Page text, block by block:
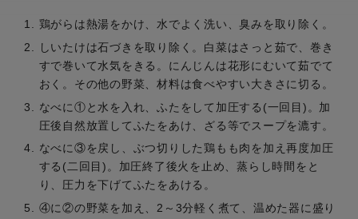
鶏がらは熱湯をかけ、水でよく洗い、臭みを取り除く。
しいたけは石づきを取り除く。白菜はさっと茹で、巻き
すで巻いて水気をきる。にんじんは花形にむいて茹でて
おく。その他の野菜、材料は食べやすい大きさに切る。
なべに①と水を入れ、ふたをして加圧する(一回目)。加
圧後自然放置してふたをあけ、ざる等でスープを漉す。
なべに③を戻し、ぶつ切りした鶏もも肉を加え再度加圧
する(二回目)。加圧終了後火を止め、蒸らし時間をと
り、圧力を下げてふたをあける。
④に②の野菜を加え、2～3分軽く煮て、温めた器に盛り